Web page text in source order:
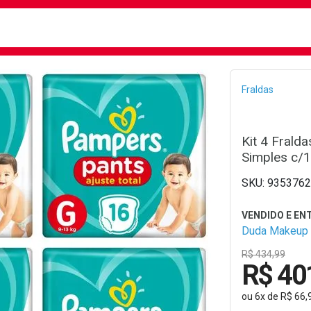
Fraldas
Kit 4
Simples c/
Duda Makeup
R$ 434,99
R$
ou 6xde R$